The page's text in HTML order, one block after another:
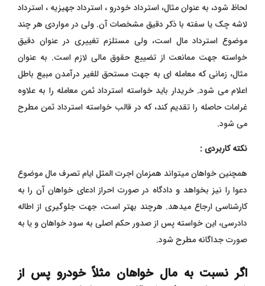
لحاظ شود، به عنوان مثال، استرداد خودرو ، استرداد جهیزیه ، استرداد
لاشه چک یا سفته با ذکر دقیق مشخصات آن. ولی در مواردی هر چند
موضوع استرداد مال است، ولی مستلزم تغییری در عنوان دقیق
خواسته جهت ممانعت از تضییع حقوق مالی لازم است. به عنوان
مثال، زمانی که معامله ای به جهت مستحق للغير درآمدن مبیع باطل
اعلام می شود. خریدار باید خواسته استرداد ثمن معامله را به علاوه
غرامات حاصله را تقدیم کند، که در قالب خواسته استرداد ثمن مطرح
می شود.
نکته کاربردی :
همچنین خواهان میتواند همزمان اجرت المثل ایام تصرف مال موضوع
دعوا را نیز بخواهد و دادگاه در صورت احراز ادعای خواهان آن را به
کارشناسی ارجاع میدهد. هرچند بهتر است، جهت جلوگیری از اطاله
دادرسی، این خواسته پس از صدور حکم اصلی به سود خواهان و یا به
صورت جداگانه مطرح شود.
اگر نسبت به مال خواهان مثلاً خودرو پس از